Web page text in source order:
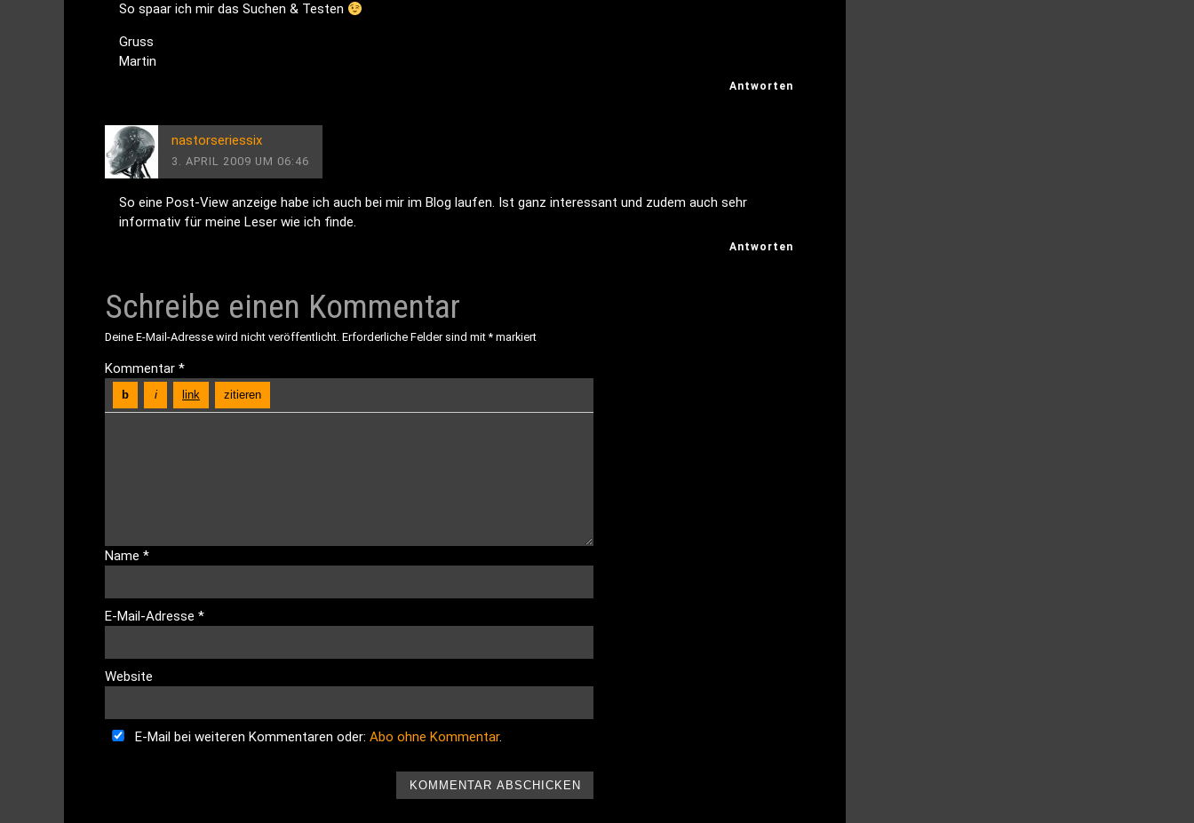
So spaar ich mir das Suchen & Testen
Gruss
Martin
Antworten
nastorseriessix
3. APRIL 2009 UM 06:46
So eine Post-View anzeige habe ich auch bei mir im Blog laufen. Ist ganz interessant und zudem auch sehr
informativ für meine Leser wie ich finde.
Antworten
Schreibe einen Kommentar
Deine E-Mail-Adresse wird nicht veröffentlicht. Erforderliche Felder sind mit* markiert
Kommentar *
Name *
E-Mail-Adresse *
Website
E-Mail bei weiteren Kommentaren oder: Abo ohne Kommentar.